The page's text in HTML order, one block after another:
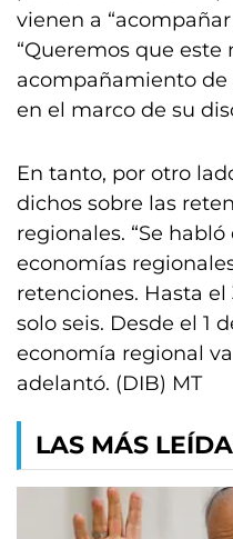
vienen a
“Queremos que
acompañamiento de
en el marco de su
En tanto, por otro
dichos sobre las
regionales. “Se
economías
retenciones. Hasta
solo seis. Desde el 1
economía regional
adelantó. (DIB) MT
LAS MÁS